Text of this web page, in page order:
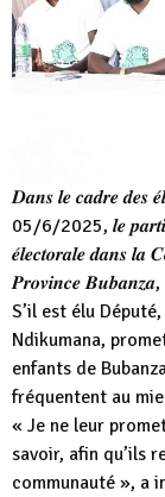
𝑫𝒂𝒏𝒔 𝒍𝒆 𝒄𝒂𝒅𝒓𝒆 𝒅𝒆𝒔
05/6/2025, 𝒍𝒆
𝒆́𝒍𝒆𝒄𝒕𝒐𝒓𝒂𝒍𝒆 𝒅𝒂𝒏𝒔
𝑷𝒓𝒐𝒗𝒊𝒏𝒄𝒆 𝑩𝒖𝒃𝒂𝒏𝒛𝒂,
S’il est élu
Ndikumana,
enfants de
fréquentent au
« Je ne leur
savoir, afin qu’ils
communauté », a